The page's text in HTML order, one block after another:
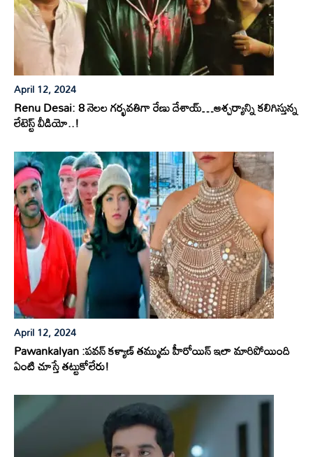
April 12, 2024
Renu Desai: 8 నెలల గర్భవతిగా రేణు దేశాయ్…ఆశ్చర్యాన్ని కలిగిస్తున్న
లేటెస్ట్ వీడియో..!
April 12, 2024
Pawankalyan :పవన్ కళ్యాణ్ తమ్ముడు హీరోయిన్ ఇలా మారిపోయింది
ఏంటి చూస్తే తట్టుకోలేరు!